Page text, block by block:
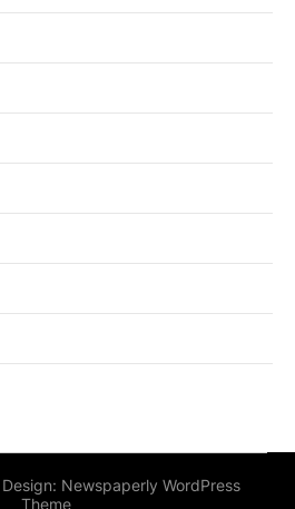
| Design: Newspaperly WordPress
Theme